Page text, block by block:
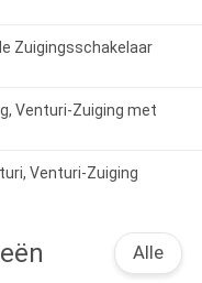
Zuigingsschakelaar
Venturi-Zuiging met
Venturi-Zuiging
Alle